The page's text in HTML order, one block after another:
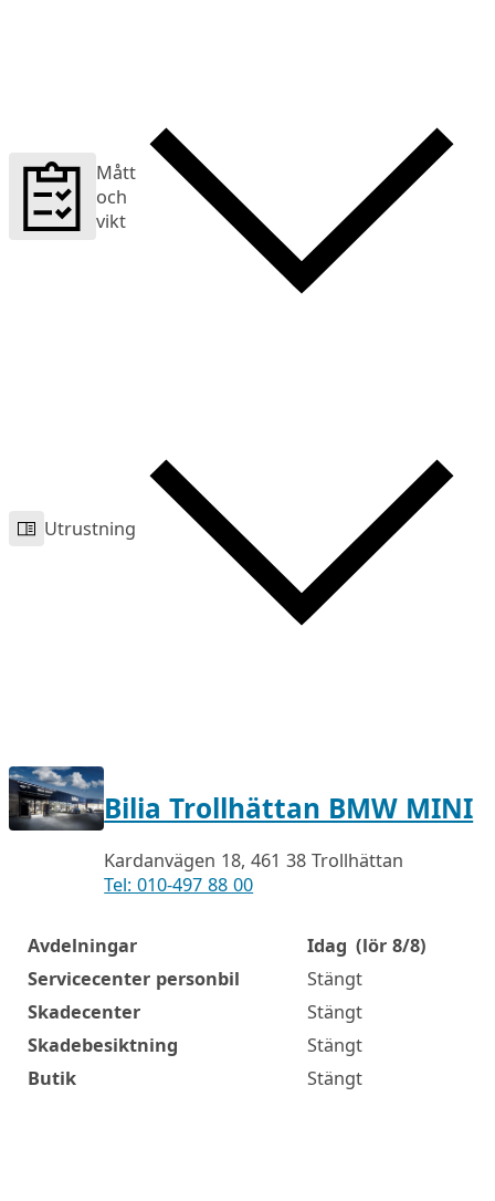
Mått
och
vikt
Utrustning
Bilia Trollhättan BMW MINI
Kardanvägen 18, 461 38 Trollhättan
Tel: 010-497 88 00
Öppettider
Avdelningar Idag (lör 8/8)
Servicecenter personbil
Stängt
Skadecenter
Stängt
Skadebesiktning
Stängt
Butik
Stängt